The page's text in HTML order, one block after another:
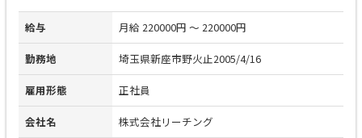
給与 月給 220000円 ～ 220000円
勤務地 埼玉県新座市野火止2005/4/16
雇用形態 正社員
会社名 株式会社リーチング